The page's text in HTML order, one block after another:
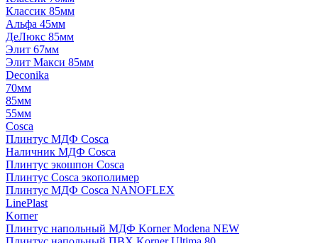
Классик 85мм
Альфа 45мм
ДеЛюкс 85мм
Элит 67мм
Элит Макси 85мм
Deconika
70мм
85мм
55мм
Cosca
Плинтус МДФ Cosca
Наличник МДФ Cosca
Плинтус экошпон Cosca
Плинтус Cosca экополимер
Плинтус МДФ Cosca NANOFLEX
LinePlast
Korner
Плинтус напольный МДФ Korner Modena NEW